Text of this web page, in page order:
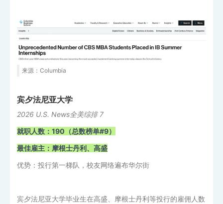
来源：Columbia
宾夕法尼亚大学
2026 U.S. News全美综排 7
就职人数：190（总数榜单#9）
最佳雇主：摩根士丹利、高盛
优势：投行第一梯队，校友网络遍布华尔街
宾夕法尼亚大学毕业生在高盛、摩根士丹利等投行的雇佣人数